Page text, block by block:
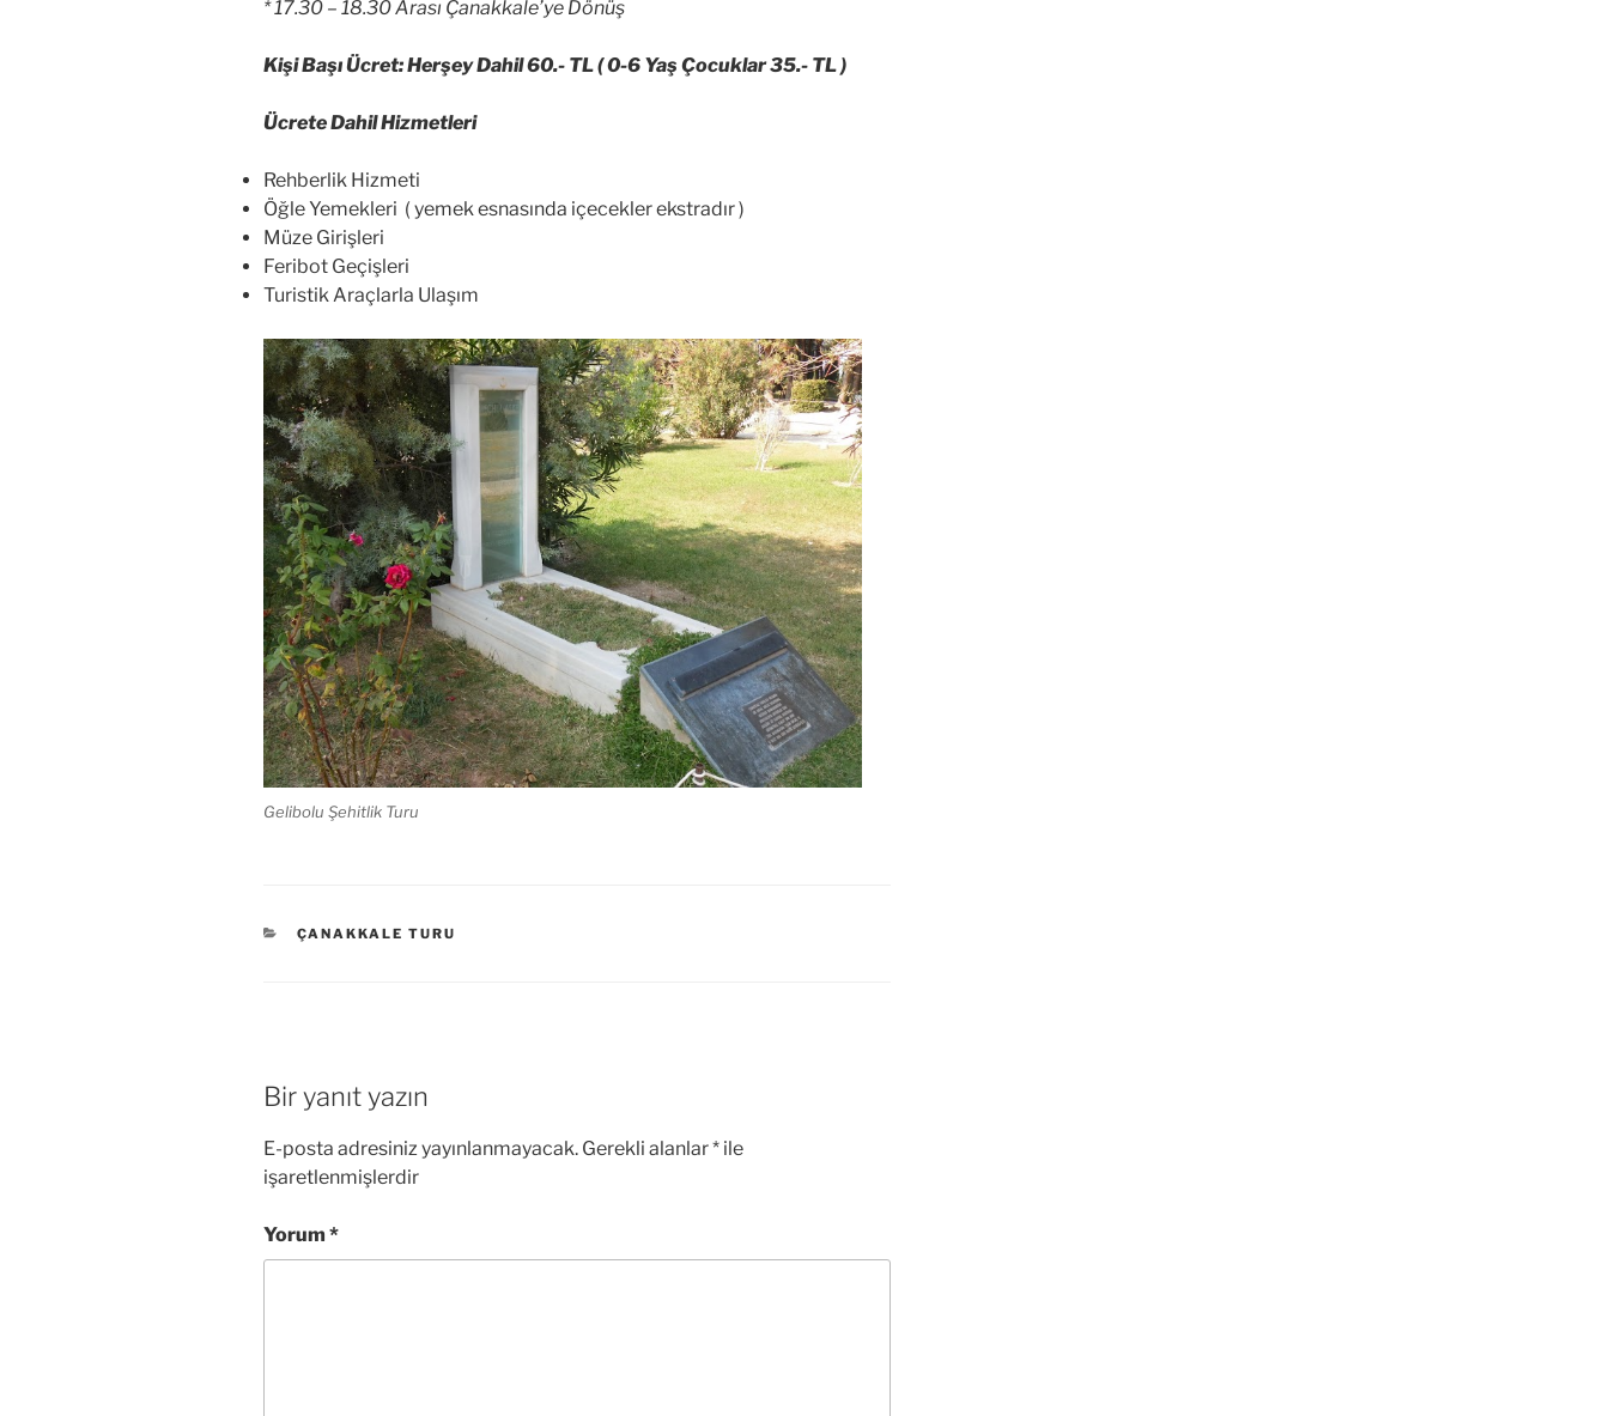
* 17.30 – 18.30 Arası Çanakkale’ye Dönüş
Kişi Başı Ücret: Herşey Dahil 60.- TL ( 0-6 Yaş Çocuklar 35.- TL )
Ücrete Dahil Hizmetleri
Rehberlik Hizmeti
Öğle Yemekleri ( yemek esnasında içecekler ekstradır )
Müze Girişleri
Feribot Geçişleri
Turistik Araçlarla Ulaşım
Gelibolu Şehitlik Turu
KATEGORILER
ÇANAKKALE TURU
Bir yanıt yazın
E-posta adresiniz yayınlanmayacak. Gerekli alanlar* ile
işaretlenmişlerdir
Yorum *